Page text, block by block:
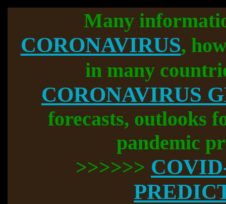
Many
CORONAVIRUS,
in many
CORONAVIRUS
forecasts, outlooks
pandemic
>>>>>>